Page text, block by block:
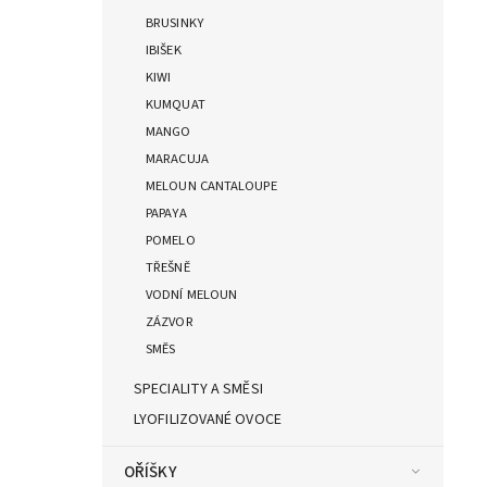
BRUSINKY
IBIŠEK
KIWI
KUMQUAT
MANGO
MARACUJA
MELOUN CANTALOUPE
PAPAYA
POMELO
TŘEŠNĚ
VODNÍ MELOUN
ZÁZVOR
SMĚS
SPECIALITY A SMĚSI
LYOFILIZOVANÉ OVOCE
OŘÍŠKY